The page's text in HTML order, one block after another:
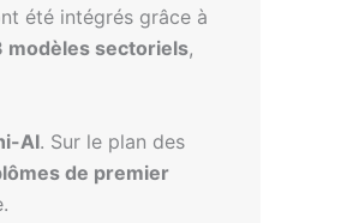
été intégrés grâce à
modèles sectoriels,
AI. Sur le plan des
de premier